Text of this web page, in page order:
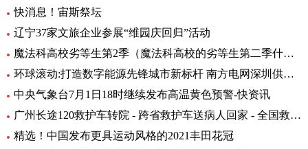
快消息！宙斯祭坛
辽宁37家文旅企业参展“维园庆回归”活动
魔法科高校劣等生第2季（魔法科高校的劣等生第二季什么时候出）_环球热头条
环球滚动:打造数字能源先锋城市新标杆 南方电网深圳供电局主题展厅亮相数能展
中央气象台7月1日18时继续发布高温黄色预警-快资讯
广州长途120救护车转院 - 跨省救护车送病人回家 - 全国救护团队_快资讯
精选！中国发布更具运动风格的2021丰田花冠